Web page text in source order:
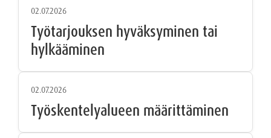
02.07.2026
Työtarjouksen hyväksyminen tai
hylkääminen
02.07.2026
Työskentelyalueen määrittäminen